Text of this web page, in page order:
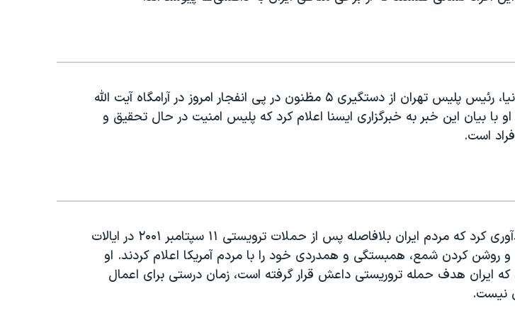
حسین ساجدی نیا، رئیس پلیس تهران از دستگیری ۵ مظنون در پی انفجار امروز در آرامگاه آیت الله
با بیان این خبر به خبرگزاری ایسنا اعلام کرد که پلیس امنیت در حال تحقیق و
است.
سناتور سندرز یادآوری کرد که مردم ایران بلافاصله پس از حملات ترویستی ۱۱ سپتامبر ۲۰۰۱ در ایالات
روشن کردن شمع، همبستگی و همدردی خود را با مردم آمریکا اعلام کردند. او
که ایران هدف حمله تروریستی داعش قرار گرفته است، زمان درستی برای اعمال
نیست.